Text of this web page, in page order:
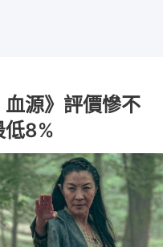
源》評價慘不
8%